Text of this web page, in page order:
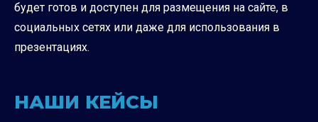
будет готов и доступен для размещения на сайте, в
социальных сетях или даже для использования в
презентациях.
НАШИ КЕЙСЫ